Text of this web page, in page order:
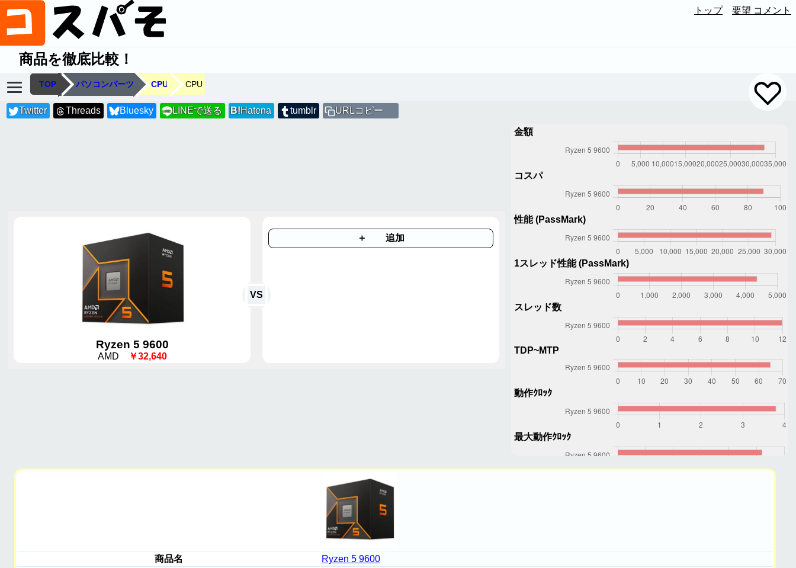
トップ 要望 コメント
商品を徹底比較！
TOP パソコンパーツ CPU CPU
Twitter Threads Bluesky LINE LINEで送る B!Hatena tumblr URLコピー
Ryzen 5 9600
AMD ￥32,640
VS
＋ 追加
金額
コスパ
性能 (PassMark)
1スレッド性能 (PassMark)
スレッド数
TDP~MTP
動作ｸﾛｯｸ
最大動作ｸﾛｯｸ
商品名
Ryzen 5 9600